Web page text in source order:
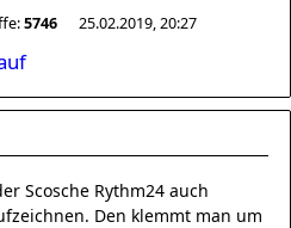
5746 25.02.2019, 20:27
Scosche Rythm24 auch
Den klemmt man um